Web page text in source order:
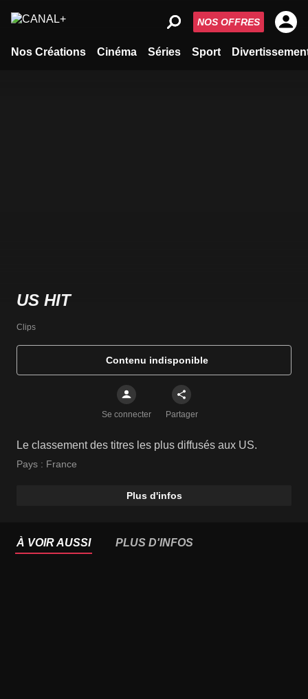
Nos Créations Cinéma Séries Sport
NOS OFFRES
US HIT
Clips
Contenu indisponible
Se connecter Partager
Le classement des titres les plus diffusés aux US.
Pays : France
Plus d'infos
À VOIR AUSSI PLUS D'INFOS